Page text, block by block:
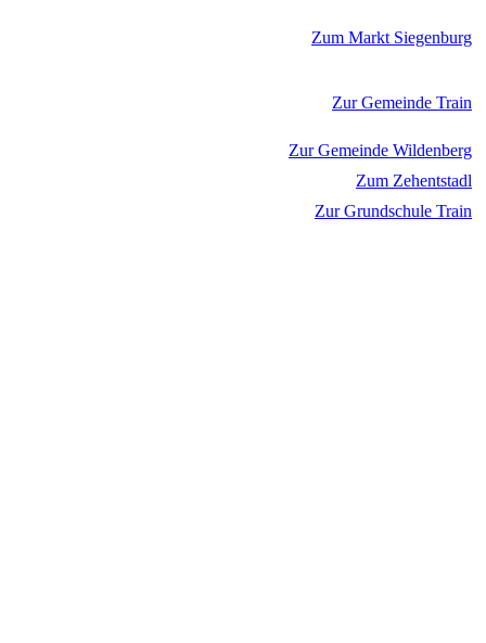
Zum Markt Siegenburg
Zur Gemeinde Train
Zur Gemeinde Wildenberg
Zum Zehentstadl
Zur Grundschule Train